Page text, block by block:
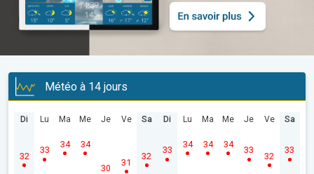
Météo à 14 jours
Di
32
Lu
33
Ma
34
Me
34
Je
30
Ve
31
Sa
32
Di
33
Lu
34
Ma
34
Me
34
Je
33
Ve
32
Sa
33